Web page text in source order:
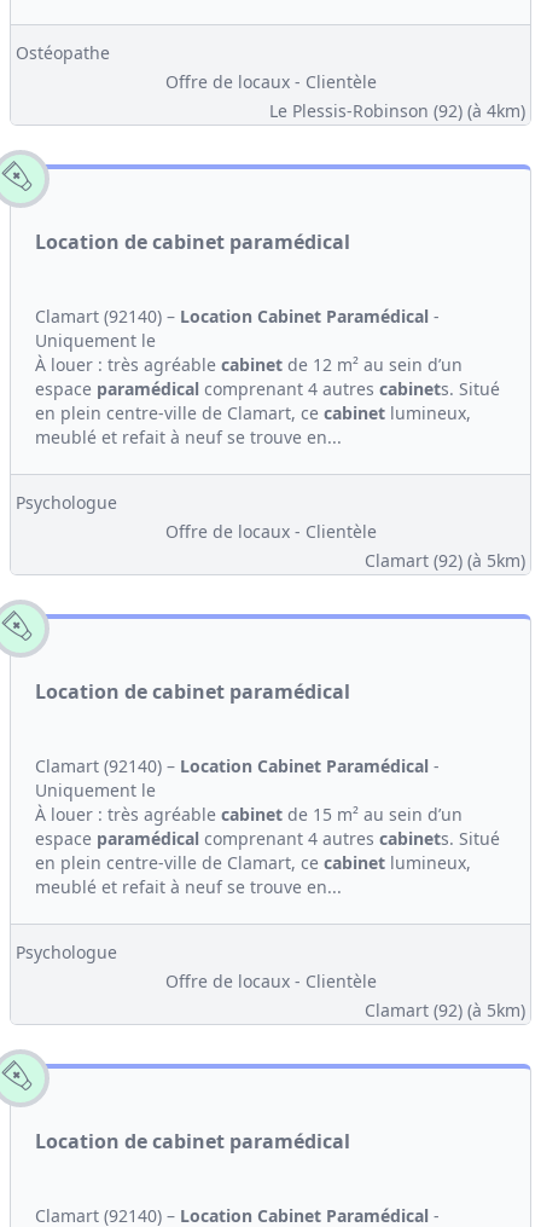
Ostéopathe
Offre de locaux - Clientèle
Le Plessis-Robinson (92) (à 4km)
Location de cabinet paramédical
Clamart (92140) – Location Cabinet Paramédical -
Uniquement le
À louer : très agréable cabinet de 12 m² au sein d’un
espace paramédical comprenant 4 autres cabinets. Situé
en plein centre-ville de Clamart, ce cabinet lumineux,
meublé et refait à neuf se trouve en...
Psychologue
Offre de locaux - Clientèle
Clamart (92) (à 5km)
Location de cabinet paramédical
Clamart (92140) – Location Cabinet Paramédical -
Uniquement le
À louer : très agréable cabinet de 15 m² au sein d’un
espace paramédical comprenant 4 autres cabinets. Situé
en plein centre-ville de Clamart, ce cabinet lumineux,
meublé et refait à neuf se trouve en...
Psychologue
Offre de locaux - Clientèle
Clamart (92) (à 5km)
Location de cabinet paramédical
Clamart (92140) – Location Cabinet Paramédical -